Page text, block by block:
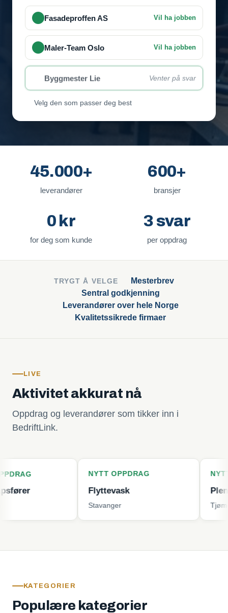
Fasadeproffen AS Vil ha jobben
Maler-Team Oslo Vil ha jobben
Byggmester Lie Venter på svar
Velg den som passer deg best
45.000+
leverandører
600+
bransjer
0 kr
for deg som kunde
3 svar
per oppdrag
TRYGT Å VELGE
Mesterbrev
Sentral godkjenning
Leverandører over hele Norge
Kvalitetssikrede firmaer
LIVE
Aktivitet akkurat nå
Oppdrag og leverandører som tikker inn i
BedriftLink.
NYTT OPPDRAG
Flyttevask
NYTT
Plenklipping
KATEGORIER
Populære kategorier